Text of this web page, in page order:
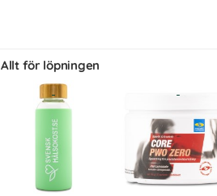
Allt för löpningen